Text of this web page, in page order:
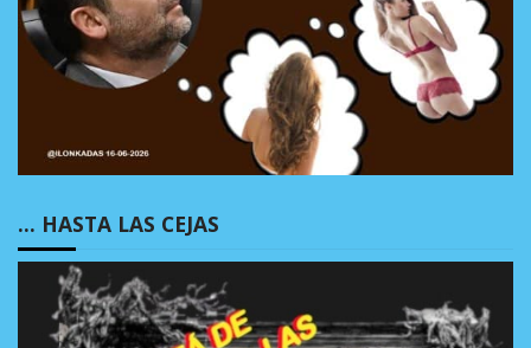
… HASTA LAS CEJAS